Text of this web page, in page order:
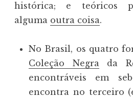
histórica; e teóricos
alguma outra coisa.
No Brasil, os quatro
Coleção Negrada
encontráveis em
encontra no terceiro